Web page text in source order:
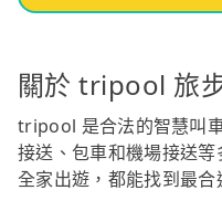
關於 tripool 旅
tripool 是合法的智慧叫
接送、包車和機場接送
全家出遊，都能找到最合